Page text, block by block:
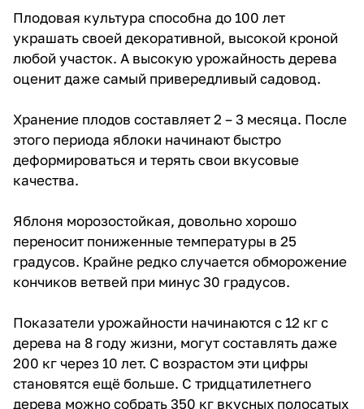
Плодовая культура способна до 100 лет
украшать своей декоративной, высокой кроной
любой участок. А высокую урожайность дерева
оценит даже самый привередливый садовод.
Хранение плодов составляет 2 – 3 месяца. После
этого периода яблоки начинают быстро
деформироваться и терять свои вкусовые
качества.
Яблоня морозостойкая, довольно хорошо
переносит пониженные температуры в 25
градусов. Крайне редко случается обморожение
кончиков ветвей при минус 30 градусов.
Показатели урожайности начинаются с 12 кг с
дерева на 8 году жизни, могут составлять даже
200 кг через 10 лет. С возрастом эти цифры
становятся ещё больше. С тридцатилетнего
дерева можно собрать 350 кг вкусных полосатых